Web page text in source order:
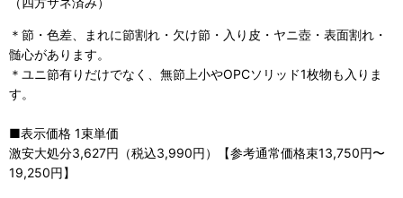
＊節・色差、まれに節割れ・欠け節・入り皮・ヤニ壺・表面割れ・
髄心があります。
＊ユニ節有りだけでなく、無節上小やOPCソリッド1枚物も入りま
す。
■表示価格 1束単価
激安大処分3,627円（税込3,990円）【参考通常価格束13,750円〜
19,250円】